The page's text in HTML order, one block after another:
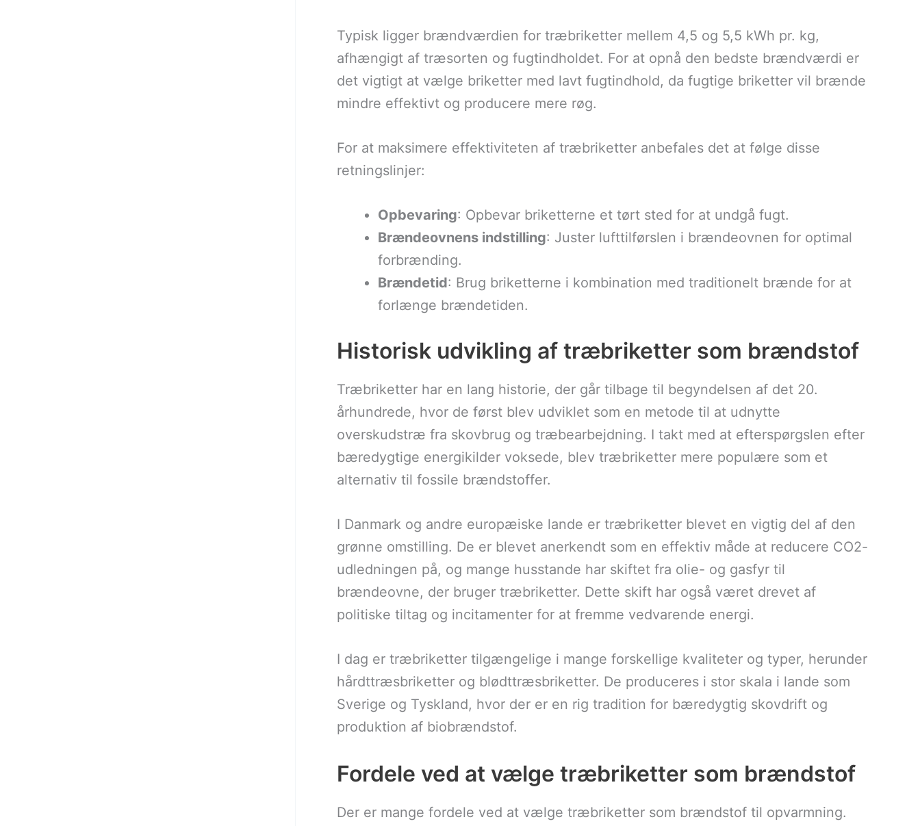
Typisk ligger brændværdien for træbriketter mellem 4,5 og 5,5 kWh pr. kg,
afhængigt af træsorten og fugtindholdet. For at opnå den bedste brændværdi er
det vigtigt at vælge briketter med lavt fugtindhold, da fugtige briketter vil brænde
mindre effektivt og producere mere røg.
For at maksimere effektiviteten af træbriketter anbefales det at følge disse
retningslinjer:
Opbevaring: Opbevar briketterne et tørt sted for at undgå fugt.
Brændeovnens indstilling: Juster lufttilførslen i brændeovnen for optimal
forbrænding.
Brændetid: Brug briketterne i kombination med traditionelt brænde for at
forlænge brændetiden.
Historisk udvikling af træbriketter som brændstof
Træbriketter har en lang historie, der går tilbage til begyndelsen af det 20.
århundrede, hvor de først blev udviklet som en metode til at udnytte
overskudstræ fra skovbrug og træbearbejdning. I takt med at efterspørgslen efter
bæredygtige energikilder voksede, blev træbriketter mere populære som et
alternativ til fossile brændstoffer.
I Danmark og andre europæiske lande er træbriketter blevet en vigtig del af den
grønne omstilling. De er blevet anerkendt som en effektiv måde at reducere CO2-
udledningen på, og mange husstande har skiftet fra olie- og gasfyr til
brændeovne, der bruger træbriketter. Dette skift har også været drevet af
politiske tiltag og incitamenter for at fremme vedvarende energi.
I dag er træbriketter tilgængelige i mange forskellige kvaliteter og typer, herunder
hårdttræsbriketter og blødttræsbriketter. De produceres i stor skala i lande som
Sverige og Tyskland, hvor der er en rig tradition for bæredygtig skovdrift og
produktion af biobrændstof.
Fordele ved at vælge træbriketter som brændstof
Der er mange fordele ved at vælge træbriketter som brændstof til opvarmning.